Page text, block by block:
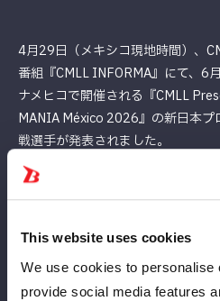
This website uses cookies
We use cookies to personalise
provide social media features
4月29日（メキシコ現地時間）、
番組『CMLL INFORMA』にて、6
ナメヒコで開催される『CMLL
MANIA México 2026』の新日本プ
戦選手が発表されました。
新日本プロレスのタイガーマスク
エル・ファンタズモ、
メキシコ初上陸の吏南選手、どん